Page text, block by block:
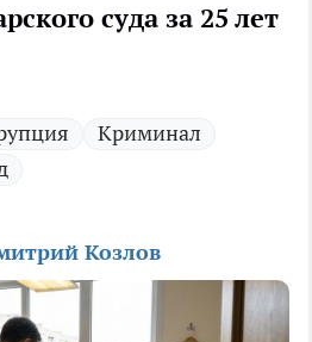
суда за 25 лет
Криминал
Козлов